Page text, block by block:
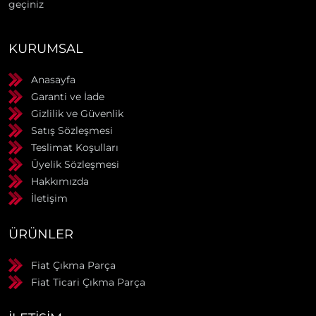
geçiniz
KURUMSAL
Anasayfa
Garanti ve İade
Gizlilik ve Güvenlik
Satış Sözleşmesi
Teslimat Koşulları
Üyelik Sözleşmesi
Hakkımızda
İletişim
ÜRÜNLER
Fiat Çıkma Parça
Fiat Ticari Çıkma Parça